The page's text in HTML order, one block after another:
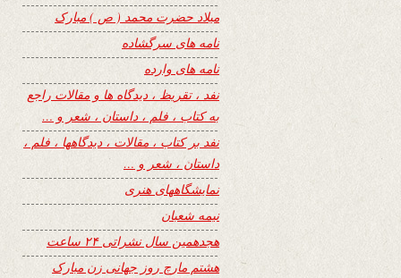
میلاد حضرت محمد ( ص ) مبارک
نامه های سرگشاده
نامه های وارده
نفد ، تقریظ ، دیدگاه ها و مقالات راجع
به کتاب ، فلم ، داستان ، شعر و …
نفد بر کتاب ، مقالات ، دیدگاهها ، فلم ،
داستان ، شعر و …
نمایشگاههای هنری
نیمه شعبان
هجدهمین سال نشراتی ۲۴ ساعت
هشتم مارچ روز جهانی زن مبارک